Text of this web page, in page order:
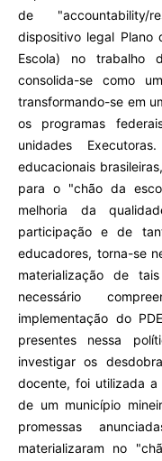
de "accountability/
dispositivo legal Plano
Escola) no trabalho
consolida-se como
transformando-se em
os programas
unidades
educacionais
para o "chão da
melhoria da
participação e de
educadores, torna-se
materialização de
necessário
implementação do
presentes nessa
investigar os
docente, foi utilizada a
de um município
promessas
materializaram no